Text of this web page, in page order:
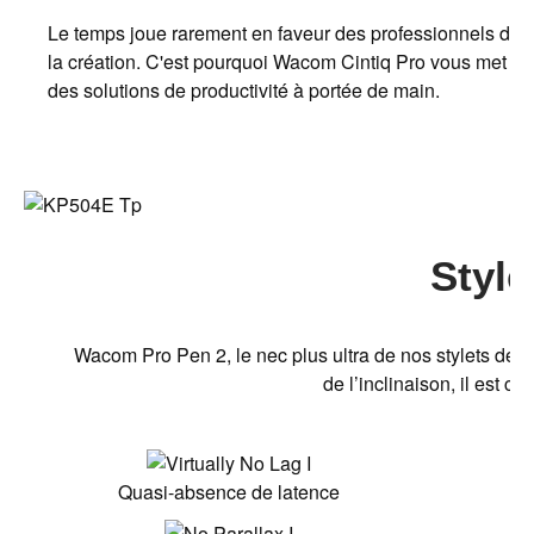
Le temps joue rarement en faveur des professionnels de
la création. C'est pourquoi Wacom Cintiq Pro vous met
des solutions de productivité à portée de main.
Wacom Pro Pen 2, le nec plus ultra de nos stylets
de l’inclinaison, il est
Quasi-absence de latence